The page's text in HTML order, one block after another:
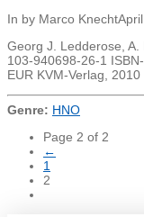
In by Marco Knecht
Georg J. Ledderose,
103-940698-26-1
EUR KVM-Verlag,
Genre: HNO
Page 2 of 2
←
1
2